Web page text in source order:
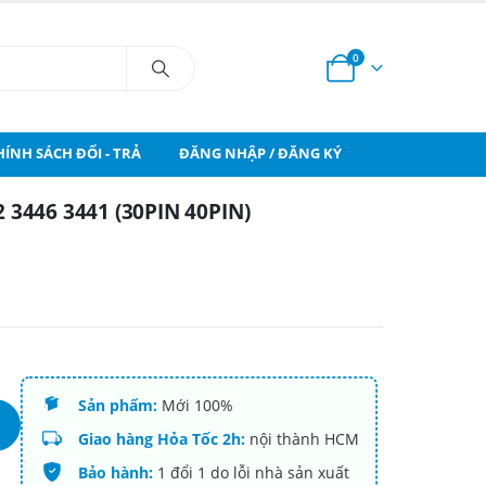
0
SÁCH ĐỔI - TRẢ ĐĂNG NHẬP / ĐĂNG KÝ
3446 3441 (30PIN 40PIN)
Sản phẩm: Mới 100%
Giao hàng Hỏa Tốc 2h: nội thành HCM
Bảo hành: 1 đổi 1 do lỗi nhà sản xuất